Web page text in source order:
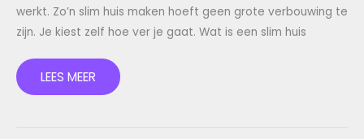
werkt. Zo’n slim huis maken hoeft geen grote verbouwing te
zijn. Je kiest zelf hoe ver je gaat. Wat is een slim huis
LEES MEER